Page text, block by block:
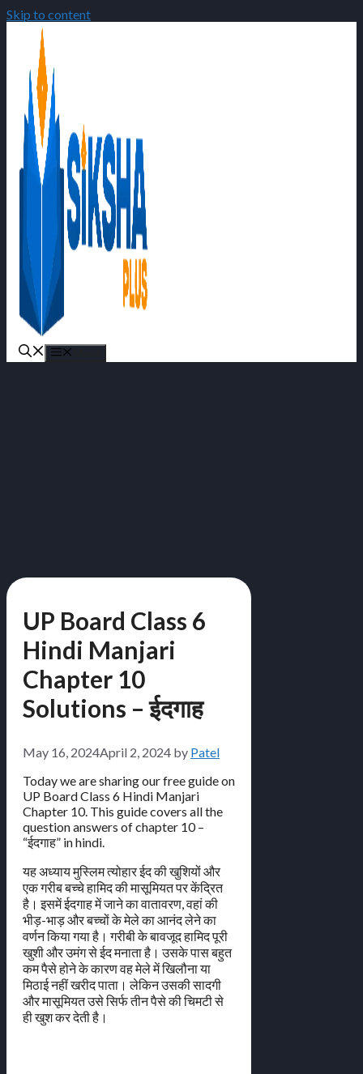
Skip to content
UP Board Class 6
Hindi Manjari
Chapter 10
Solutions – ईदगाह
May 16, 2024April 2, 2024 by Patel
Today we are sharing our free guide on
UP Board Class 6 Hindi Manjari
Chapter 10. This guide covers all the
question answers of chapter 10 –
“ईदगाह” in hindi.
यह अध्याय मुस्लिम त्योहार ईद की खुशियों और
एक गरीब बच्चे हामिद की मासूमियत पर केंद्रित
है। इसमें ईदगाह में जाने का वातावरण, वहां की
भीड़-भाड़ और बच्चों के मेले का आनंद लेने का
वर्णन किया गया है। गरीबी के बावजूद हामिद पूरी
खुशी और उमंग से ईद मनाता है। उसके पास बहुत
कम पैसे होने के कारण वह मेले में खिलौना या
मिठाई नहीं खरीद पाता। लेकिन उसकी सादगी
और मासूमियत उसे सिर्फ तीन पैसे की चिमटी से
ही खुश कर देती है।